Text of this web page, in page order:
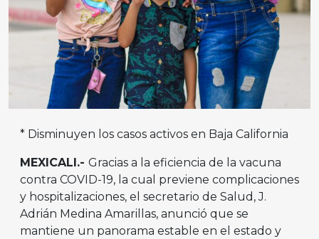
* Disminuyen los casos activos en Baja California
MEXICALI.- Gracias a la eficiencia de la vacuna
contra COVID-19, la cual previene complicaciones
y hospitalizaciones, el secretario de Salud, J.
Adrián Medina Amarillas, anunció que se
mantiene un panorama estable en el estado y